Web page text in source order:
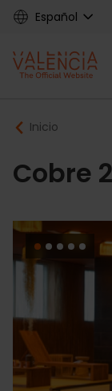
Skip
content
Español
Main
Inicio
Cobre